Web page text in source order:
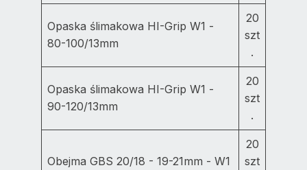
Opaska ślimakowa HI-Grip W1 -
80-100/13mm
20
szt
.
Opaska ślimakowa HI-Grip W1 -
90-120/13mm
20
szt
.
Obejma GBS 20/18 - 19-21mm - W1
20
szt